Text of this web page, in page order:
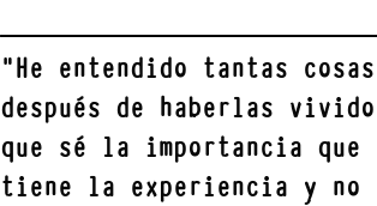
"He entendido tantas cosas
después de haberlas vivido
que sé la importancia que
tiene la experiencia y no